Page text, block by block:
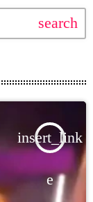
search
insert_link